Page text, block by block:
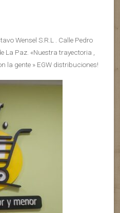
Wensel S.R.L . Calle Pedro
La Paz. «Nuestra trayectoria ,
la gente » EGW distribuciones!